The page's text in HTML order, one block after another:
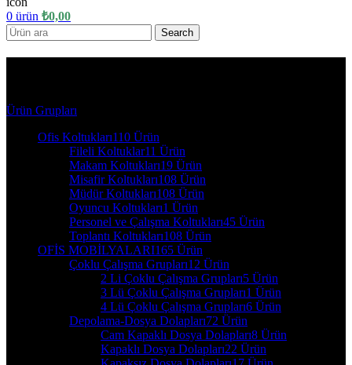
0 ürün ₺0,00
Search
Ürün Grupları
Ofis Koltukları110 Ürün
Fileli Koltuklar11 Ürün
Makam Koltukları19 Ürün
Misafir Koltukları108 Ürün
Müdür Koltukları108 Ürün
Oyuncu Koltukları1 Ürün
Personel ve Çalışma Koltukları45 Ürün
Toplantı Koltukları108 Ürün
OFİS MOBİLYALARI165 Ürün
Çoklu Çalışma Grupları12 Ürün
2 Li Çoklu Çalışma Grupları5 Ürün
3 Lü Çoklu Çalışma Grupları1 Ürün
4 Lü Çoklu Çalışma Grupları6 Ürün
Depolama-Dosya Dolapları72 Ürün
Cam Kapaklı Dosya Dolapları8 Ürün
Kapaklı Dosya Dolapları22 Ürün